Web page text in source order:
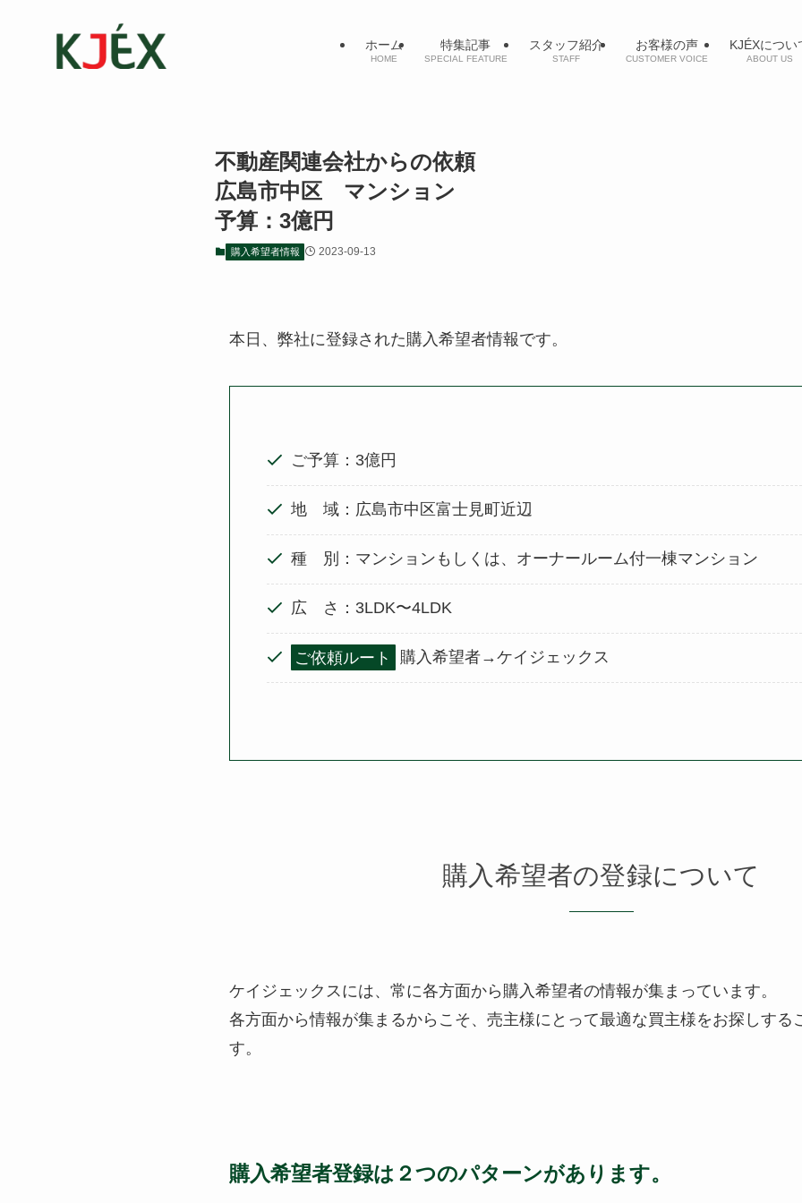
ホーム
HOME
特集記事
SPECIAL FEATURE
スタッフ紹介
STAFF
お客様の声
CUSTOMER VOICE
KJÉXについ
ABOUT US
不動産関連会社からの依頼
広島市中区 マンション
予算：3億円
購入希望者情報 2023-09-13
本日、弊社に登録された購入希望者情報です。
ご予算：3億円
地 域：広島市中区富士見町近辺
種 別：マンションもしくは、オーナールーム付一棟マンション
広 さ：3LDK〜4LDK
ご依頼ルート 購入希望者→ケイジェックス
購入希望者の登録について
ケイジェックスには、常に各方面から購入希望者の情報が集まっています。
各方面から情報が集まるからこそ、売主様にとって最適な買主様をお探しする
す。
購入希望者登録は２つのパターンがあります。